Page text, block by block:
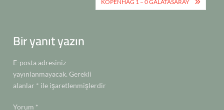
KOPENHAG 1 – 0 GALATASARAY
Bir yanıt yazın
E-posta adresiniz
yayınlanmayacak. Gerekli
alanlar * ile işaretlenmişlerdir
Yorum *